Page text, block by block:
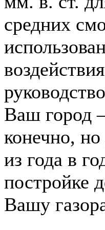
средних
Ваш город
конечно,
из года в
постройке
Вашу